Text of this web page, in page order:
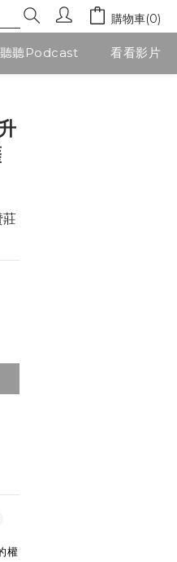
購物車(0)
聽聽Podcast 看看影片
莊
權